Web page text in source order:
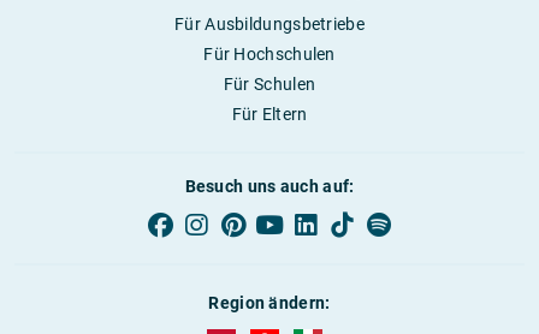
Für Ausbildungsbetriebe
Für Hochschulen
Für Schulen
Für Eltern
Besuch uns auch auf:
Region ändern: